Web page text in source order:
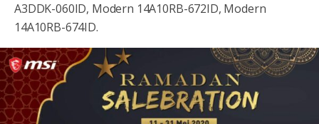
A3DDK-060ID, Modern 14A10RB-672ID, Modern
14A10RB-674ID.